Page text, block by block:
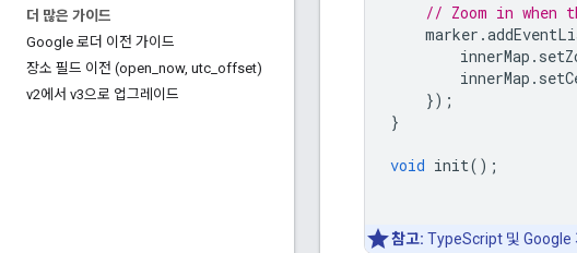
더 많은 가이드
Google 로더 이전 가이드
장소 필드 이전 (open now, utc offset)
v2에서 v3으로 업그레이드
// Zoom in when
marker .
innerMap .
innerMap .
});
}
void init();
참고: TypeScript 및 Google